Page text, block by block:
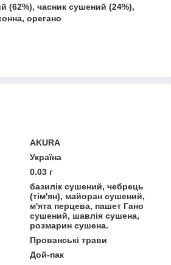
(62%), часник сушений (24%),
орегано
AKURA
Україна
0.03 г
базилік сушений, чебрець
(тім'ян), майоран сушений,
м'ята перцева, пашет Гано
сушений, шавлія сушена,
розмарин сушена.
Прованські трави
Дой-пак